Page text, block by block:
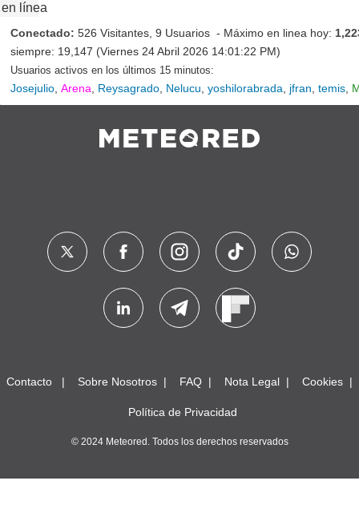
en línea
Conectado: 526 Visitantes, 9 Usuarios - Máximo en linea hoy:
siempre: 19,147 (Viernes 24 Abril 2026 14:01:22 PM)
Usuarios activos en los últimos 15 minutos:
Josejulio Arena Reysagrado Nelucu yoshilorabrada jfran temis
Contacto Sobre Nosotros FAQ Nota Legal Cookies
Política de Privacidad
© 2024 Meteored. Todos los derechos reservados